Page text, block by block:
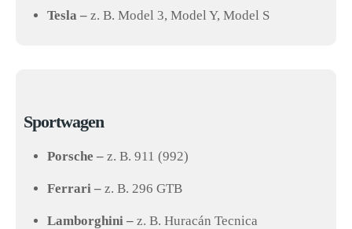
Tesla – z. B. Model 3, Model Y, Model S
Sportwagen
Porsche – z. B. 911 (992)
Ferrari – z. B. 296 GTB
Lamborghini – z. B. Huracán Tecnica